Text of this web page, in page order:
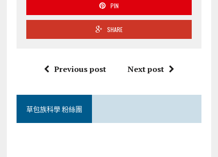
PIN
SHARE
Previous post Next post
草包族科學 粉絲團